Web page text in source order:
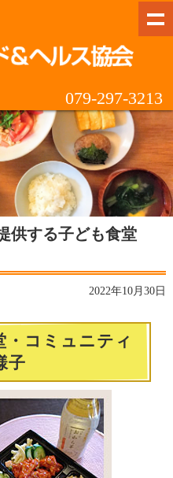
079-297-3213
供する子ども食堂
2022年10月30日
・コミュニティ
子